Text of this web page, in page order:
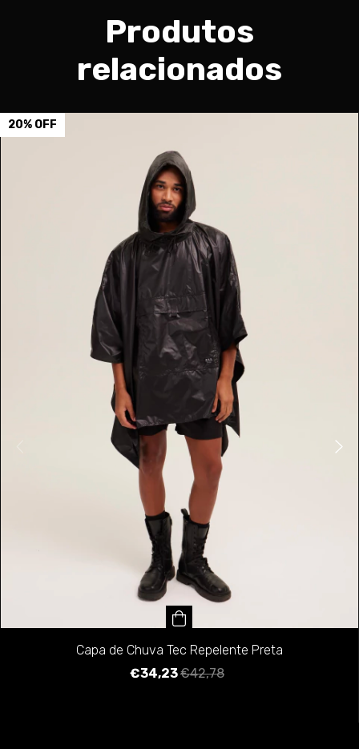
Produtos
relacionados
20% OFF
Capa de Chuva Tec Repelente Preta
€34,23€42,78